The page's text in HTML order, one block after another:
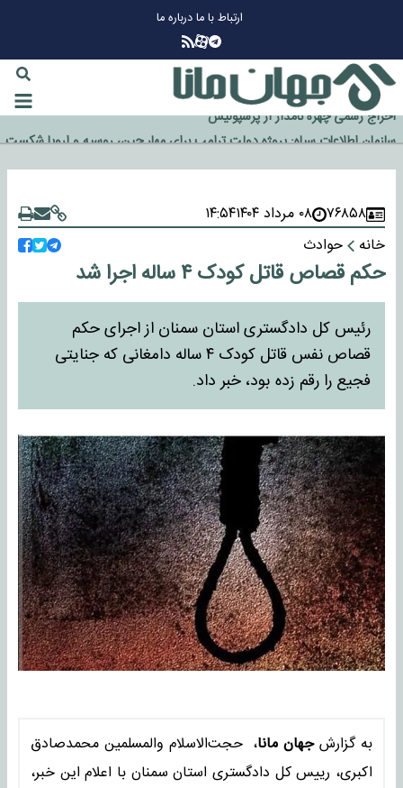
ارتباط با مادرباره ما
گزینه جدایی اوسمار روی میز مدیران پرسپولیس
آیا رئیس جمهور آمریکا قانون را دور می‌زند؟
اخراج رسمی چهره نامدار از پرسپولیس
سازمان اطلاعات سپاه: پروژه دولت ترامپ برای مهار چین، روسیه و اروپا شکست
خورد
۷۶۸۵۸ ۰۸ مرداد ۱۴۰۴
۱۴:۵۴
خانه
حوادث
حکم قصاص قاتل کودک ۴ ساله اجرا شد
رئیس کل دادگستری استان سمنان از اجرای حکم
قصاص نفس قاتل کودک ۴ ساله دامغانی که جنایتی
فجیع را رقم زده بود، خبر داد.
به گزارشجهان مانا، حجت‌الاسلام والمسلمین محمدصادق
اکبری، رییس کل دادگستری استان سمنان با اعلام این خبر،